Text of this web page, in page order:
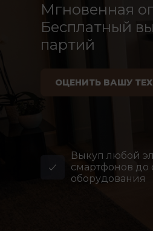
Мгновенная
Бесплатный
партий
ОЦЕНИТЬ ВАШУ
Выкуп любой
смартфонов до
оборудования